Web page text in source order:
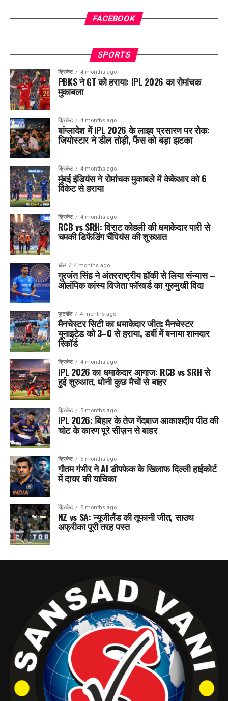
FACEBOOK
SPORTS
क्रिकेट 4 months ago
PBKS ने GT को हराया: IPL 2026 का रोमांचक
मुकाबला
क्रिकेट 4 months ago
बांग्लादेश में IPL 2026 के लाइव प्रसारण पर रोक:
जियोस्टार ने डील तोड़ी, फैंस को बड़ा झटका
क्रिकेट 4 months ago
मुंबई इंडियंस ने रोमांचक मुकाबले में केकेआर को 6
विकेट से हराया
क्रिकेट 4 months ago
RCB vs SRH: विराट कोहली की धमाकेदार पारी से
चमकी डिफेंडिंग चैंपियंस की शुरुआत
खेल 4 months ago
गुरजंत सिंह ने अंतरराष्ट्रीय हॉकी से लिया संन्यास –
ओलंपिक कांस्य विजेता फॉरवर्ड का गुरुमुखी विदा
फुटबॉल 4 months ago
मैनचेस्टर सिटी का धमाकेदार जीत: मैनचेस्टर
यूनाइटेड को 3–0 से हराया, डर्बी में बनाया शानदार
रिकॉर्ड
क्रिकेट 4 months ago
IPL 2026 का धमाकेदार आगाज: RCB vs SRH से
हुई शुरुआत, धोनी कुछ मैचों से बाहर
क्रिकेट 5 months ago
IPL 2026: बिहार के तेज गेंदबाज आकाशदीप पीठ की
चोट के कारण पूरे सीज़न से बाहर
क्रिकेट 5 months ago
गौतम गंभीर ने AI डीपफेक के खिलाफ दिल्ली हाईकोर्ट
में दायर की याचिका
क्रिकेट 5 months ago
NZ vs SA: न्यूजीलैंड की तूफानी जीत, साउथ
अफ्रीका पूरी तरह पस्त